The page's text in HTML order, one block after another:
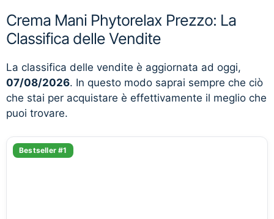
Crema Mani Phytorelax Prezzo: La
Classifica delle Vendite
La classifica delle vendite è aggiornata ad oggi,
07/08/2026. In questo modo saprai sempre che ciò
che stai per acquistare è effettivamente il meglio che
puoi trovare.
Bestseller #1